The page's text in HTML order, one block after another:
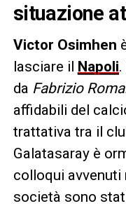
situazione
Victor Osimhen
lasciare il Napoli
da Fabrizio
affidabili del
trattativa tra il
Galatasaray è
colloqui avvenuti
società sono